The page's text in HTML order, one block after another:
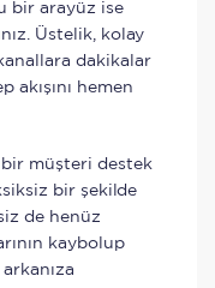
bir arayüz ise
Üstelik, kolay
dakikalar
hemen
bir müşteri destek
bir şekilde
de henüz
kaybolup